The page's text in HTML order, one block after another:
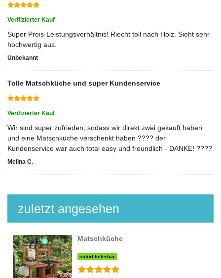
Verifizierter Kauf
Super Preis-Leistungsverhältnis! Riecht toll nach Holz. Sieht sehr
hochwertig aus.
Unbekannt
Tolle Matschküche und super Kundenservice
Verifizierter Kauf
Wir sind super zufrieden, sodass wir direkt zwei gekauft haben
und eine Matschküche verschenkt haben ???? der
Kundenservice war auch total easy und freundlich - DANKE! ????
Melina C.
zuletzt angesehen
Matschküche
sofort lieferbar